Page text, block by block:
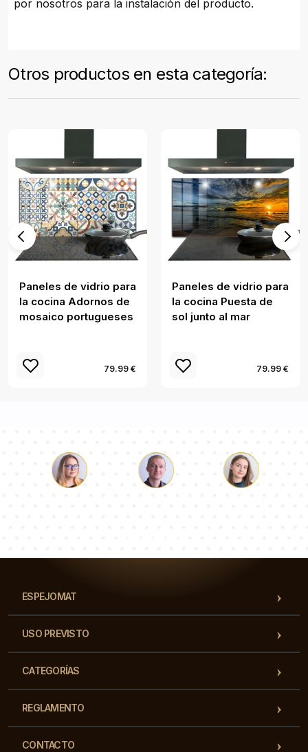
por nosotros para la instalación del producto.
Otros productos en esta categoría:
Paneles de vidrio para
la cocina Adornos de
mosaico portugueses
79.99 €
Paneles de vidrio para
la cocina Puesta de
sol junto al mar
79.99 €
ESPEJOMAT
USO PREVISTO
CATEGORÍAS
REGLAMENTO
CONTACTO